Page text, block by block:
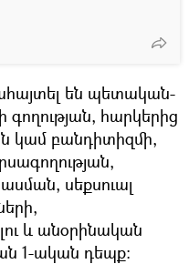
են պետական-
հարկերից
կամ բանդիտիզմի,
սեքսուալ
և անօրինական
1-ական դեպք։